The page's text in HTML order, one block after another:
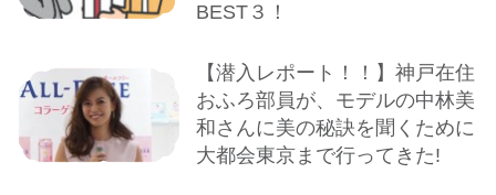
BEST３！
【潜入レポート！！】神戸在住
おふろ部員が、モデルの中林美
和さんに美の秘訣を聞くために
大都会東京まで行ってきた!